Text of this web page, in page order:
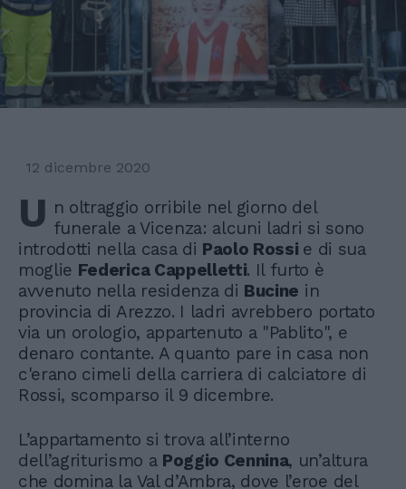
12 dicembre 2020
U n oltraggio orribile nel giorno del
funerale a Vicenza: alcuni ladri si sono
introdotti nella casa di Paolo Rossi e di sua
moglie Federica Cappelletti. Il furto è
avvenuto nella residenza di Bucine in
provincia di Arezzo. I ladri avrebbero portato
via un orologio, appartenuto a "Pablito", e
denaro contante. A quanto pare in casa non
c'erano cimeli della carriera di calciatore di
Rossi, scomparso il 9 dicembre.
L’appartamento si trova all’interno
dell’agriturismo a Poggio Cennina, un’altura
che domina la Val d’Ambra, dove l’eroe del